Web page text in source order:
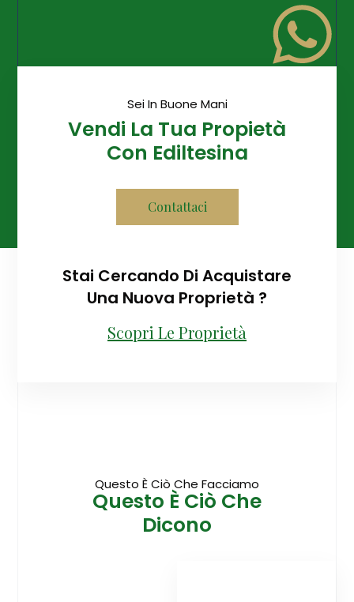
Sei In Buone Mani
Vendi La Tua Propietà
Con Ediltesina
Contattaci
Stai Cercando Di Acquistare
Una Nuova Proprietà ?
Scopri Le Proprietà
Questo È Ciò Che Facciamo
Questo È Ciò Che
Dicono